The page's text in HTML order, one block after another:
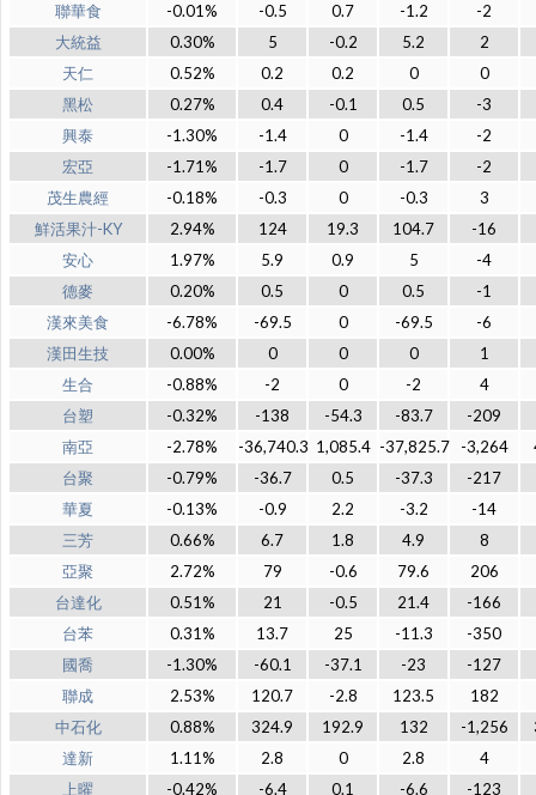
聯華食
-0.01% -0.5 0.7 -1.2
-2
大統益
0.30% 5 -0.2 5.2
2
天仁
0.52% 0.2 0.2 0
0
黑松
0.27% 0.4 -0.1 0.5
-3
興泰
-1.30% -1.4 0 -1.4
-2
宏亞
-1.71% -1.7 0 -1.7
-2
茂生農經
-0.18% -0.3 0 -0.3
3
鮮活果汁-KY
2.94% 124 19.3 104.7
-16
安心
1.97% 5.9 0.9 5
-4
德麥
0.20% 0.5 0 0.5
-1
漢來美食
-6.78% -69.5 0 -69.5
-6
漢田生技
0.00% 0 0 0
1
生合
-0.88% -2 0 -2
4
台塑
-0.32% -138 -54.3 -83.7
-209
南亞
-2.78% -36,740.3 1,085.4 -37,825.7 -3,264
台聚
-0.79% -36.7 0.5 -37.3
-217
華夏
-0.13% -0.9 2.2 -3.2
-14
三芳
0.66% 6.7 1.8 4.9
8
亞聚
2.72% 79 -0.6 79.6
206
台達化
0.51% 21 -0.5 21.4
-166
台苯
0.31% 13.7 25 -11.3
-350
國喬
-1.30% -60.1 -37.1 -23
-127
聯成
2.53% 120.7 -2.8 123.5
182
中石化
0.88% 324.9 192.9 132 -1,256
達新
1.11% 2.8 0 2.8
4
上曜
-0.42% -6.4 0.1 -6.6
-123